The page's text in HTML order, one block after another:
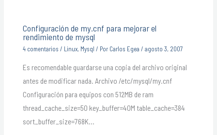
Configuración de my.cnf para mejorar el
rendimiento de mysql
4 comentarios / Linux, Mysql / Por Carlos Egea/agosto 3, 2007
Es recomendable guardarse una copia del archivo original
antes de modificar nada. Archivo /etc/mysql/my.cnf
Configuración para equipos con 512MB de ram
thread_cache_size=50 key_buffer=40M table_cache=384
sort_buffer_size=768K…